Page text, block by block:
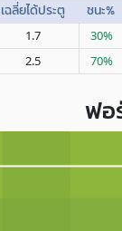
เฉลี่ยได้ประตู
ชนะ%
1.7 30%
2.5 70%
ฟอ